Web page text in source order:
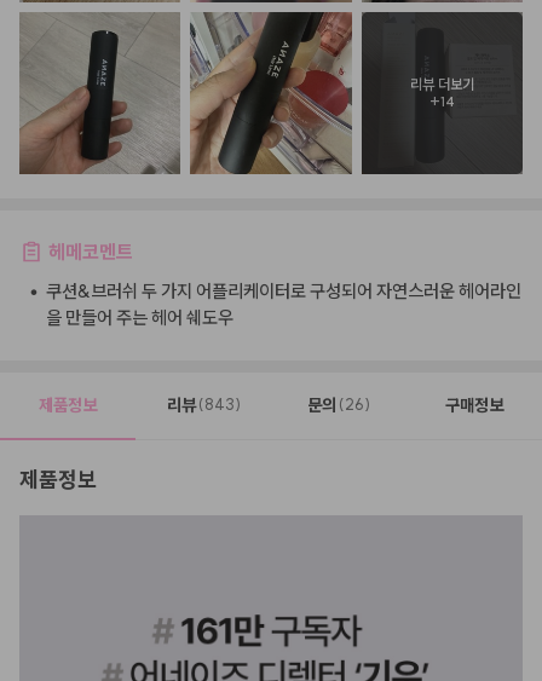
리뷰 더보기
+14
헤메코멘트
• 쿠션&브러쉬 두 가지 어플리케이터로 구성되어 자연스러운 헤어라인
을 만들어 주는 헤어 쉐도우
제품정보 리뷰 (843) 문의 (26) 구매정보
제품정보